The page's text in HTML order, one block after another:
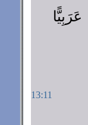
13:11
عَرَبِيًّا